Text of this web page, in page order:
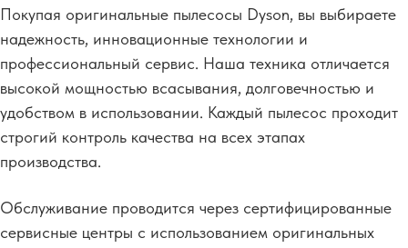
Покупая оригинальные пылесосы Dyson, вы выбираете
надежность, инновационные технологии и
профессиональный сервис. Наша техника отличается
высокой мощностью всасывания, долговечностью и
удобством в использовании. Каждый пылесос проходит
строгий контроль качества на всех этапах
производства.
Обслуживание проводится через сертифицированные
сервисные центры с использованием оригинальных